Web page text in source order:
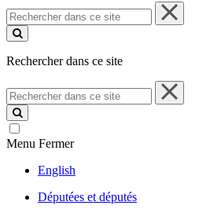
Rechercher
dans
ce
Rechercher dans ce site
Rechercher
dans
ce
site
Menu Fermer
English
Députées et députés